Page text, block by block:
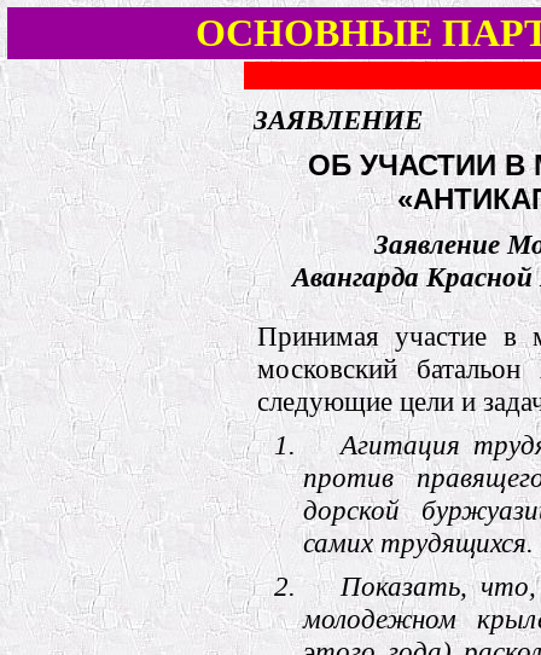
ОСНОВНЫЕ
ЗАЯВЛЕНИЕ
ОБ УЧАСТИИ
Заявление
Авангарда
Принимая участие в
московский
следующие цели и
1.
Агитация
против
дорской
самих трудящихся.
2.
Показать,
молодежном